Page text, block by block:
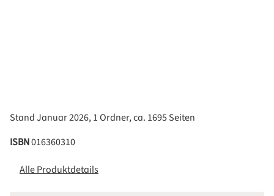
Stand Januar 2026, 1 Ordner, ca. 1695 Seiten
ISBN016360310
Alle Produktdetails